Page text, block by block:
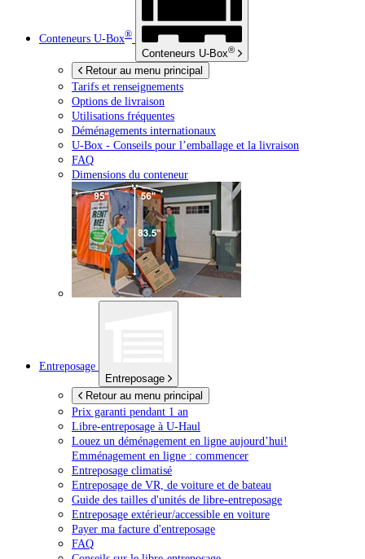
Conteneurs U-Box®
Conteneurs U-Box®
Retour au menu principal
Tarifs et renseignements
Options de livraison
Utilisations fréquentes
Déménagements internationaux
U-Box - Conseils pour l’emballage et la livraison
FAQ
Dimensions du conteneur
Entreposage
Entreposage
Retour au menu principal
Prix garanti pendant 1 an
Libre-entreposage à U-Haul
Louez un déménagement en ligne aujourd’hui!
Emménagement en ligne : commencer
Entreposage climatisé
Entreposage de VR, de voiture et de bateau
Guide des tailles d'unités de libre-entreposage
Entreposage extérieur/accessible en voiture
Payer ma facture d'entreposage
FAQ